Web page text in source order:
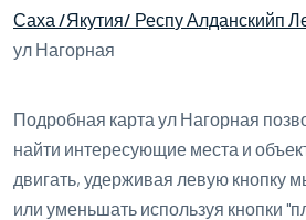
Саха /Якутия/ Респу Алданскийп
ул Нагорная
Подробная карта ул Нагорная
найти интересующие места и
двигать, удерживая левую кнопку
или уменьшать используя кнопки